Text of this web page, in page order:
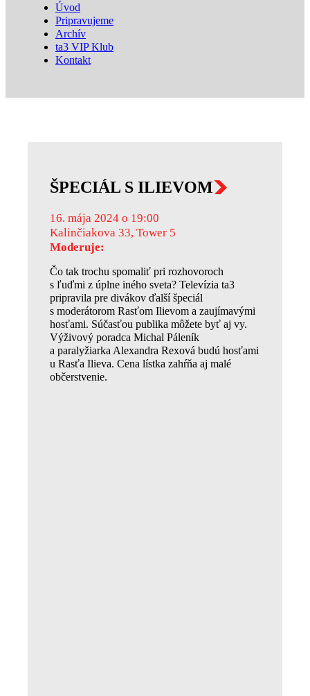
Úvod
Pripravujeme
Archív
ta3 VIP Klub
Kontakt
ŠPECIÁL S ILIEVOM
16. mája 2024 o 19:00
Kalinčiakova 33, Tower 5
Moderuje:
Čo tak trochu spomaliť pri rozhovoroch
s ľuďmi z úplne iného sveta? Televízia ta3
pripravila pre divákov ďalší špeciál
s moderátorom Rasťom Ilievom a zaujímavými
hosťami. Súčasťou publika môžete byť aj vy.
Výživový poradca Michal Páleník
a paralyžiarka Alexandra Rexová budú hosťami
u Rasťa Ilieva. Cena lístka zahŕňa aj malé
občerstvenie.